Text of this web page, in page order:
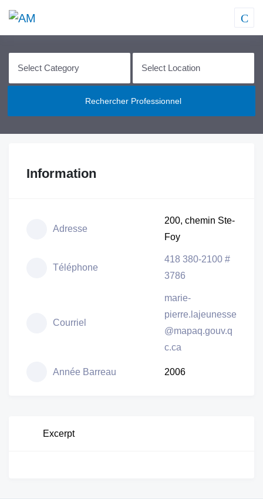
Rechercher Professionnel
Information
Adresse
200, chemin Ste-
Foy
Téléphone
418 380-2100 #
3786
Courriel
marie-
pierre.lajeunesse
@mapaq.gouv.q
c.ca
Année Barreau 2006
Excerpt